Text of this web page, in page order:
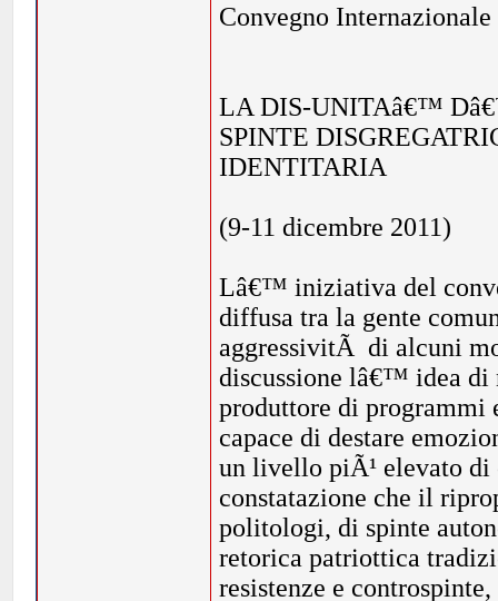
Convegno Internazionale
LA DIS-UNITAâ€™
SPINTE
IDENTITARIA
(9-11 dicembre 2011)
Lâ€™ iniziativa del
diffusa tra la gente
aggressivitÃ di alcuni
discussione lâ€™ idea di
produttore di programmi
capace di destare
un livello piÃ¹ elevato di
constatazione che il
politologi, di spinte
retorica patriottica
resistenze e